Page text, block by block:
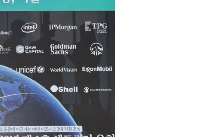
서울 중랑구 주택가서 흉기 난동…60대
李대통령 "결혼 때문에 손해 보는 일 없
여수 오동도 인근 해상서 모터보트 전
추미애, '위안부' 피해자 기림의 날 참석
인천 선재도 갯벌서 해루질 중 실종 60대
인천서 말다툼 중 어머니 흉기 살해 10대